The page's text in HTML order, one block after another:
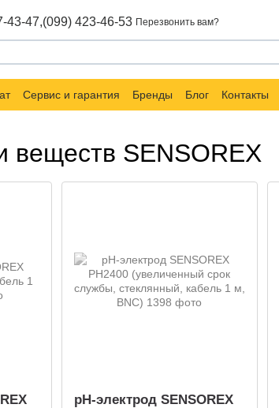
43-47,(099) 423-46-53 Перезвонить вам?
Сервис и гарантия Бренды Блог Контакты
SENSOREX
pH-электрод SENSOREX